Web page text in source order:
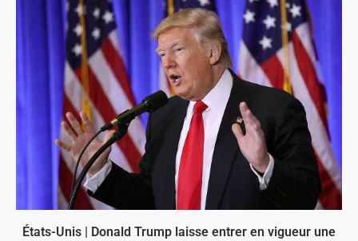
États-Unis | Donald Trump laisse entrer en vigueur une